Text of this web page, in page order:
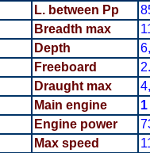
L. between Pp
Breadth max
Depth
Freeboard
Draught max
Main engine 1
Engine power
Max speed